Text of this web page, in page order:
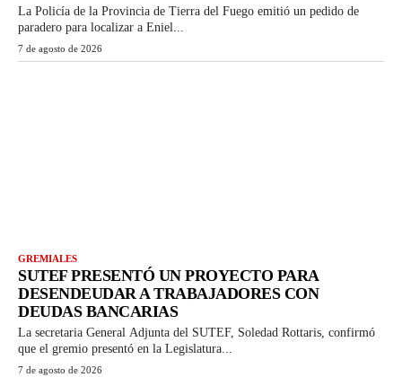
La Policía de la Provincia de Tierra del Fuego emitió un pedido de
paradero para localizar a Eniel...
7 de agosto de 2026
GREMIALES
SUTEF PRESENTÓ UN PROYECTO PARA
DESENDEUDAR A TRABAJADORES CON
DEUDAS BANCARIAS
La secretaria General Adjunta del SUTEF, Soledad Rottaris, confirmó
que el gremio presentó en la Legislatura...
7 de agosto de 2026